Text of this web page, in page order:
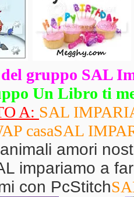
gruppo SAL
Un Libro ti
A: SAL
casaSAL
amori
impariamo a
con PcStitch